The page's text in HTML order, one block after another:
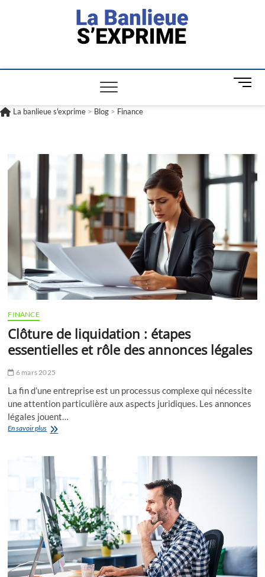
La banlieue
s'exprime
M
n
t
t
o
La banlieue s'exprime > Blog > Finance
FINANCE
Clôture de liquidation : étapes
essentielles et rôle des annonces légales
6 mars 2025
La fin d’une entreprise est un processus complexe qui nécessite
une attention particulière aux aspects juridiques. Les annonces
légales jouent…
En savoir plusClôture
étapes
essentielles
et
rôle
des
annonces
légales